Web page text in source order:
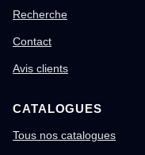
Recherche
Contact
Avis clients
CATALOGUES
Tous nos catalogues